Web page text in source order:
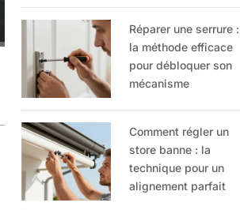
Réparer une serrure :
la méthode efficace
pour débloquer son
mécanisme
Comment régler un
store banne : la
technique pour un
alignement parfait